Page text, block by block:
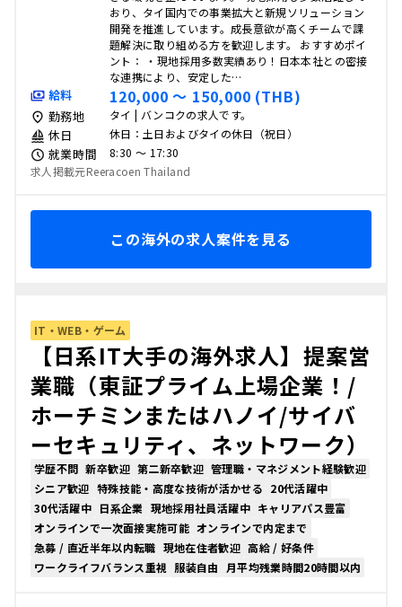
おり、タイ国内での事業拡大と新規ソリューション
開発を推進しています。成長意欲が高くチームで課
題解決に取り組める方を歓迎します。 おすすめポイ
ント： ・現地採用多数実績あり！日本本社との密接
な連携により、安定した…
給料 120,000 〜 150,000 (THB)
勤務地 タイ | バンコクの求人です。
休日 休日：土日およびタイの休日（祝日）
就業時間
8:30 〜 17:30
求人掲載元Reeracoen Thailand
この海外の求人案件を見る
IT・WEB・ゲーム
【日系IT大手の海外求人】提案営
業職（東証プライム上場企業！/
ホーチミンまたはハノイ/サイバ
ーセキュリティ、ネットワーク）
学歴不問 新卒歓迎 第二新卒歓迎 管理職・マネジメント経験歓迎
シニア歓迎 特殊技能・高度な技術が活かせる 20代活躍中
30代活躍中 日系企業 現地採用社員活躍中 キャリアパス豊富
オンラインで一次面接実施可能 オンラインで内定まで
急募 / 直近半年以内転職 現地在住者歓迎 高給 / 好条件
ワークライフバランス重視 服装自由 月平均残業時間20時間以内